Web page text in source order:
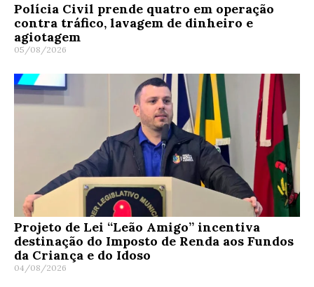
Polícia Civil prende quatro em operação
contra tráfico, lavagem de dinheiro e
agiotagem
05/08/2026
Projeto de Lei “Leão Amigo” incentiva
destinação do Imposto de Renda aos Fundos
da Criança e do Idoso
04/08/2026